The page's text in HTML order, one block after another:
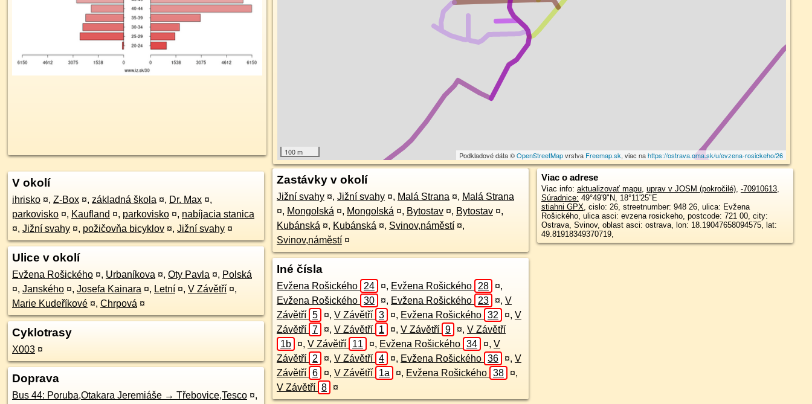
100 m Podkladové dáta ©OpenStreetMapvrstva Freemap.sk, viac nahttps://ostrava.oma.sk/u/evzena-rosickeho/26
V okolí
ihrisko ¤, Z-Box ¤, základná škola ¤, Dr. Max ¤,
parkovisko ¤, Kaufland ¤, parkovisko ¤, nabíjacia stanica
¤, Jižní svahy ¤, požičovňa bicyklov ¤, Jižní svahy ¤
Ulice v okolí
Evžena Rošického ¤, Urbaníkova ¤, Oty Pavla ¤, Polská
¤, Janského ¤, Josefa Kainara ¤, Letní ¤, V Závětří ¤,
Marie Kudeříkové ¤, Chrpová ¤
Cyklotrasy
X003 ¤
Doprava
Bus 44: Poruba,Otakara Jeremiáše → Třebovice,Tesco ¤,
Zastávky v okolí
Jižní svahy ¤, Jižní svahy ¤, Malá Strana ¤, Malá Strana
¤, Mongolská ¤, Mongolská ¤, Bytostav ¤, Bytostav ¤,
Kubánská ¤, Kubánská ¤, Svinov,náměstí ¤,
Svinov,náměstí ¤
Iné čísla
Evžena Rošického 24 ¤, Evžena Rošického 28 ¤,
Evžena Rošického 30 ¤, Evžena Rošického 23 ¤, V
Závětří 5 ¤, V Závětří 3 ¤, Evžena Rošického 32 ¤, V
Závětří 7 ¤, V Závětří 1 ¤, V Závětří 9 ¤, V Závětří
1b
¤, V Závětří 11 ¤, Evžena Rošického 34 ¤, V
Závětří
2 ¤, V Závětří 4 ¤, Evžena Rošického 36 ¤, V
Závětří 6 ¤, V Závětří 1a ¤, Evžena Rošického 38 ¤,
V Závětří 8 ¤
Viac o adrese
Viac info: aktualizovať mapu, uprav v JOSM (pokročilé), -70910613,
Súradnice: 49°49'9"N, 18°11'25"E
stiahni GPX, cislo: 26, streetnumber: 948 26, ulica: Evžena
Rošického, ulica asci: evzena rosickeho, postcode: 721 00, city:
Ostrava, Svinov, oblast asci: ostrava, lon: 18.19047658094575, lat:
49.81918349370719,